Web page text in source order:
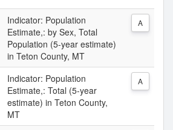
Indicator: Population
Estimate,: by Sex, Total
Population (5-year estimate)
in Teton County, MT
A
Indicator: Population
Estimate,: Total (5-year
estimate) in Teton County,
MT
A